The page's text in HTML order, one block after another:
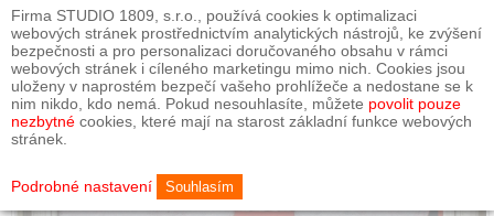
Firma STUDIO 1809, s.r.o., používá cookies k optimalizaci
webových stránek prostřednictvím analytických nástrojů, ke zvýšení
bezpečnosti a pro personalizaci doručovaného obsahu v rámci
webových stránek i cíleného marketingu mimo nich. Cookies jsou
uloženy v naprostém bezpečí vašeho prohlížeče a nedostane se k
nim nikdo, kdo nemá. Pokud nesouhlasíte, můžete povolit pouze
nezbytné cookies, které mají na starost základní funkce webových
stránek.
Podrobné nastavení Souhlasím